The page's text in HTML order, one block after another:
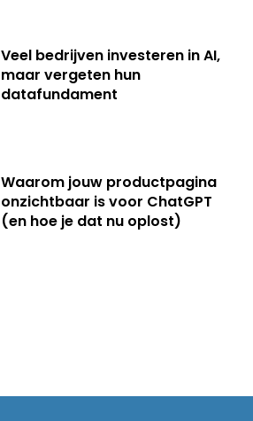
Veel bedrijven investeren in AI,
maar vergeten hun
datafundament
Waarom jouw productpagina
onzichtbaar is voor ChatGPT
(en hoe je dat nu oplost)